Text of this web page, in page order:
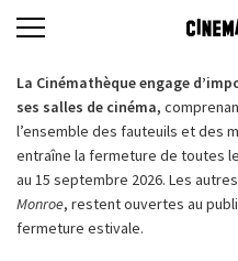
La Cinémathèque engage
ses salles de cinéma,
l’ensemble des fauteuils et des
entraîne la fermeture de toutes
au 15 septembre 2026. Les
Monroe, restent ouvertes au
fermeture estivale.